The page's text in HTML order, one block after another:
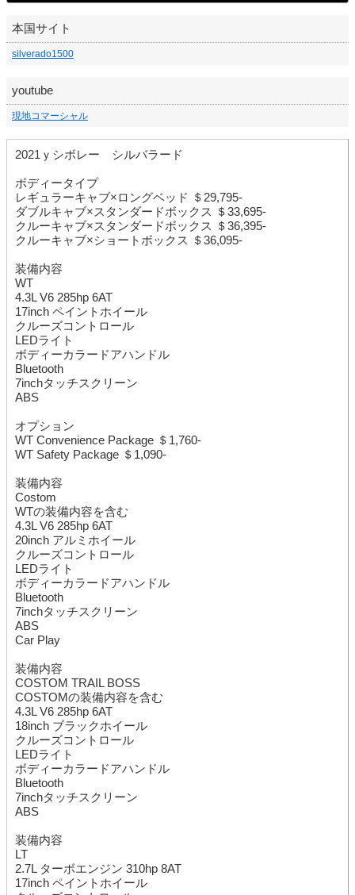
本国サイト
silverado1500
youtube
現地コマーシャル
2021ｙシボレー シルバラード
ボディータイプ
レギュラーキャブ×ロングベッド ＄29,795-
ダブルキャブ×スタンダードボックス ＄33,695-
クルーキャブ×スタンダードボックス ＄36,395-
クルーキャブ×ショートボックス ＄36,095-
装備内容
WT
4.3L V6 285hp 6AT
17inch ペイントホイール
クルーズコントロール
LEDライト
ボディーカラードアハンドル
Bluetooth
7inchタッチスクリーン
ABS
オプション
WT Convenience Package ＄1,760-
WT Safety Package ＄1,090-
装備内容
Costom
WTの装備内容を含む
4.3L V6 285hp 6AT
20inch アルミホイール
クルーズコントロール
LEDライト
ボディーカラードアハンドル
Bluetooth
7inchタッチスクリーン
ABS
Car Play
装備内容
COSTOM TRAIL BOSS
COSTOMの装備内容を含む
4.3L V6 285hp 6AT
18inch ブラックホイール
クルーズコントロール
LEDライト
ボディーカラードアハンドル
Bluetooth
7inchタッチスクリーン
ABS
装備内容
LT
2.7L ターボエンジン 310hp 8AT
17inch ペイントホイール